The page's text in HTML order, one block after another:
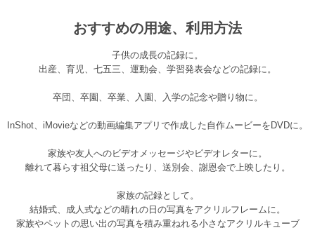
おすすめの用途、利用方法
子供の成長の記録に。
出産、育児、七五三、運動会、学習発表会などの記録に。
卒団、卒園、卒業、入園、入学の記念や贈り物に。
InShot、iMovieなどの動画編集アプリで作成した自作ムービーをDVDに。
家族や友人へのビデオメッセージやビデオレターに。
離れて暮らす祖父母に送ったり、送別会、謝恩会で上映したり。
家族の記録として。
結婚式、成人式などの晴れの日の写真をアクリルフレームに。
家族やペットの思い出の写真を積み重ねれる小さなアクリルキューブ